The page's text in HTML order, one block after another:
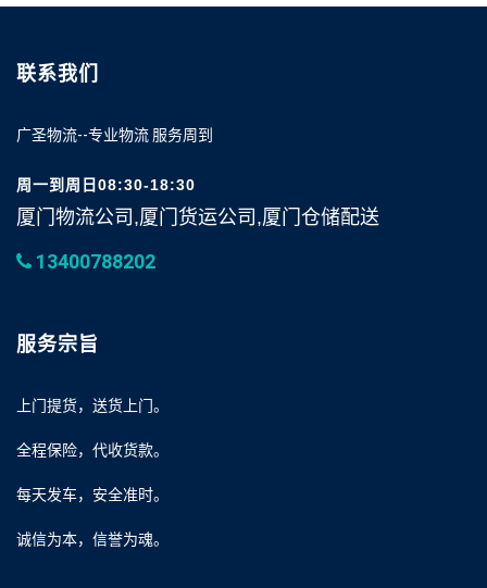
联系我们
广圣物流--专业物流 服务周到
周一到周日08:30-18:30
厦门物流公司,厦门货运公司,厦门仓储配送
13400788202
服务宗旨
上门提货，送货上门。
全程保险，代收货款。
每天发车，安全准时。
诚信为本，信誉为魂。